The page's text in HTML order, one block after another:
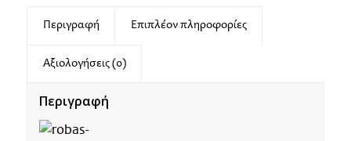
Περιγραφή Επιπλέον πληροφορίες
Αξιολογήσεις (0)
Περιγραφή